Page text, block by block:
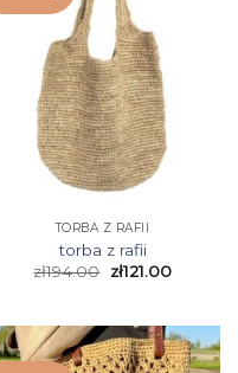
TORBA Z RAFII
torba z rafii
zł194.00 zł121.00